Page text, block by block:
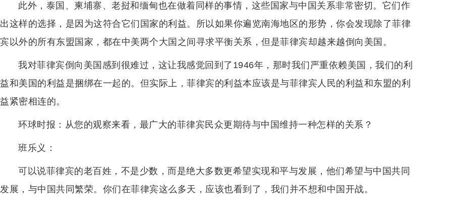
此外，泰国、柬埔寨、老挝和缅甸也在做着同样的事情，这些国家与中国关系非常密切。它们作
出这样的选择，是因为这符合它们国家的利益。所以如果你遍览南海地区的形势，你会发现除了菲律
宾以外的所有东盟国家，都在中美两个大国之间寻求平衡关系，但是菲律宾却越来越倒向美国。
我对菲律宾倒向美国感到很难过，这让我感觉回到了1946年，那时我们严重依赖美国，我们的利
益和美国的利益是捆绑在一起的。但实际上，菲律宾的利益本应该是与菲律宾人民的利益和东盟的利
益紧密相连的。
环球时报：从您的观察来看，最广大的菲律宾民众更期待与中国维持一种怎样的关系？
班乐义：
可以说菲律宾的老百姓，不是少数，而是绝大多数更希望实现和平与发展，他们希望与中国共同
发展，与中国共同繁荣。你们在菲律宾这么多天，应该也看到了，我们并不想和中国开战。